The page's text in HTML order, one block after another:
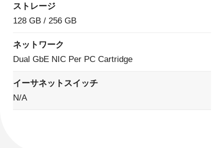
ストレージ
128 GB / 256 GB
ネットワーク
Dual GbE NIC Per PC Cartridge
イーサネットスイッチ
N/A